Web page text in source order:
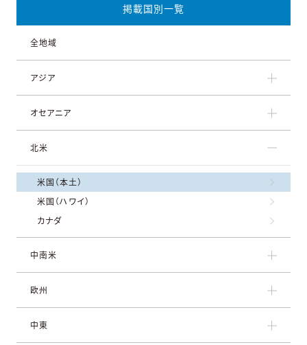
掲載国別一覧
全地域
アジア
オセアニア
北米
米国（本土）
米国（ハワイ）
カナダ
中南米
欧州
中東